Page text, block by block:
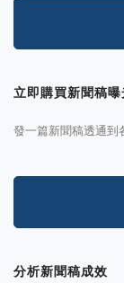
立即購買新聞稿曝
發一篇新聞稿透通到
分析新聞稿成效